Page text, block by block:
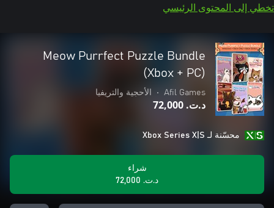
تخطي إلى المحتوى الرئيسي
Meow Purrfect Puzzle Bundle
(Xbox + PC)
Afil Games
• الأحجية والتريفيا
د.ت.‏ 72,000
محسّنة لـ Xbox Series X|S
شراء
د.ت.‏ 72,000